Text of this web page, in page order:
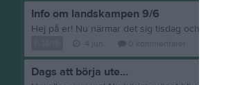
Info om landskampen 9/6
Dags att börja ute...